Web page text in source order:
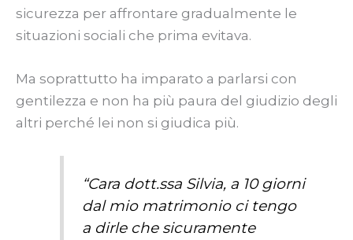
sicurezza per affrontare gradualmente le
situazioni sociali che prima evitava.
Ma soprattutto ha imparato a parlarsi con
gentilezza e non ha più paura del giudizio degli
altri perché lei non si giudica più.
“Cara dott.ssa Silvia, a 10 giorni
dal mio matrimonio ci tengo
a dirle che sicuramente